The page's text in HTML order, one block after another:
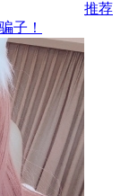
推荐
子！